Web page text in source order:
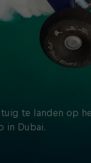
te landen op
in Dubai.